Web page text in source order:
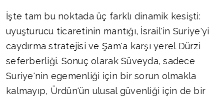
İşte tam bu noktada üç farklı dinamik kesişti:
uyuşturucu ticaretinin mantığı, İsrail'in Suriye'yi
caydırma stratejisi ve Şam'a karşı yerel Dürzi
seferberliği. Sonuç olarak Süveyda, sadece
Suriye'nin egemenliği için bir sorun olmakla
kalmayıp, Ürdün'ün ulusal güvenliği için de bir